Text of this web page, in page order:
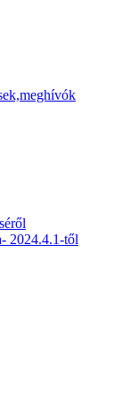
2024.4.1-től